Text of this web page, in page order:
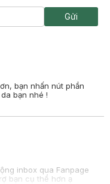
Gửi
bạn nhấn nút phần
bạn nhé !
inbox qua Fanpage
bạn cụ thể hơn ạ